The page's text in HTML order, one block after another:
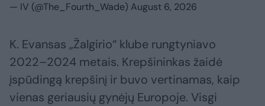
— IV (@The_Fourth_Wade) August 6, 2026
K. Evansas „Žalgirio“ klube rungtyniavo
2022–2024 metais. Krepšininkas žaidė
įspūdingą krepšinį ir buvo vertinamas, kaip
vienas geriausių gynėjų Europoje. Visgi